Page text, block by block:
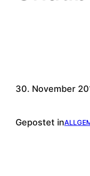
30. November
Gepostet in